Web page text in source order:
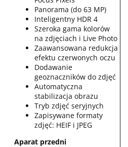
Panorama (do 63 MP)
Inteligentny HDR 4
Szeroka gama kolorów
na zdjęciach i Live Photo
Zaawansowana redukcja
efektu czerwonych oczu
Dodawanie
geoznaczników do zdjęć
Automatyczna
stabilizacja obrazu
Tryb zdjęć seryjnych
Zapisywane formaty
zdjęć: HEIF i JPEG
Aparat przedni